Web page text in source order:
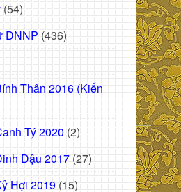
(54)
DNNP (436)
Thân 2016 (Kiến
Tý 2020 (2)
Dậu 2017 (27)
Hợi 2019 (15)